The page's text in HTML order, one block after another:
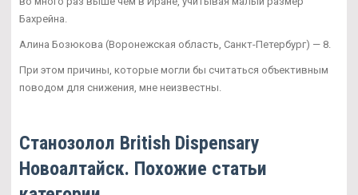
Бахрейна.
Алина Бозюкова (Воронежская область, Санкт-Петербург) — 8.
При этом причины, которые могли бы считаться объективным
поводом для снижения, мне неизвестны.
Станозолол British Dispensary
Новоалтайск. Похожие статьи